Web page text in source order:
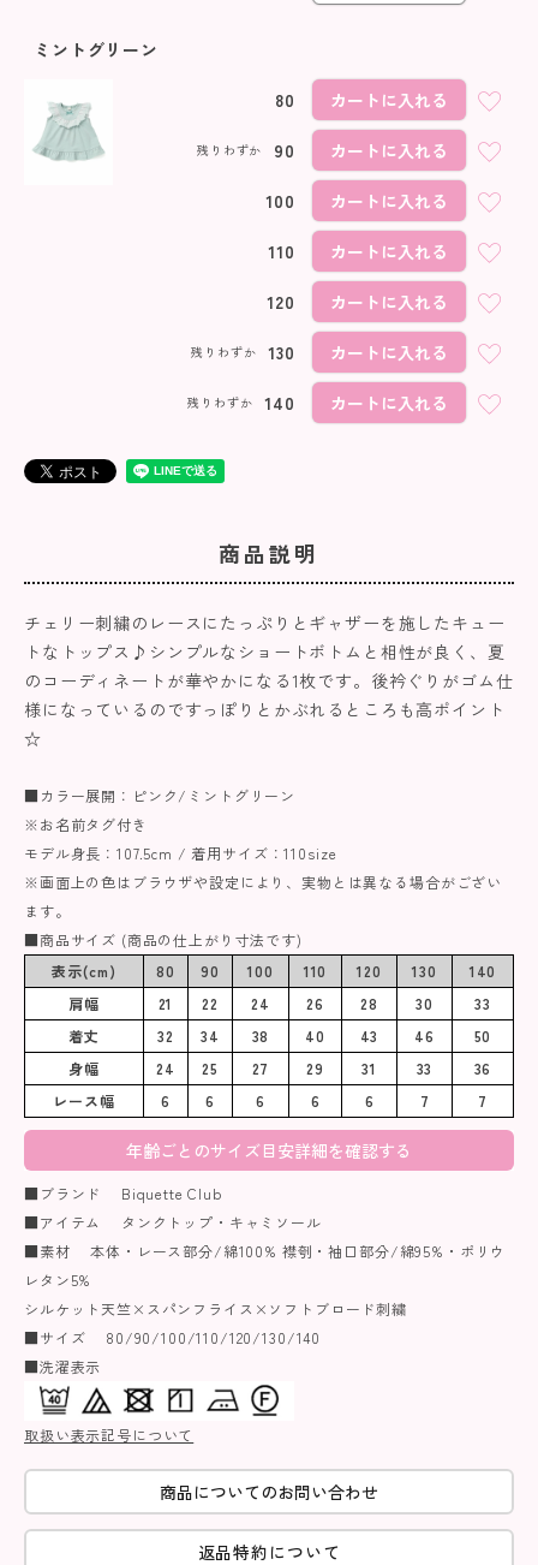
ミントグリーン
80 カートに入れる
90
残りわずか カートに入れる
100 カートに入れる
110 カートに入れる
120 カートに入れる
130
残りわずか カートに入れる
140
残りわずか カートに入れる
商品説明
チェリー刺繍のレースにたっぷりとギャザーを施したキュー
トなトップス♪シンプルなショートボトムと相性が良く、夏
のコーディネートが華やかになる1枚です。後衿ぐりがゴム仕
様になっているのですっぽりとかぶれるところも高ポイント
☆
■カラー展開：ピンク/ミントグリーン
※お名前タグ付き
モデル身長：107.5cm / 着用サイズ：110size
※画面上の色はブラウザや設定により、実物とは異なる場合がござい
ます。
■商品サイズ (商品の仕上がり寸法です)
表示(cm)
80 90 100 110 120 130
140
肩幅
21 22 24 26 28 30
33
着丈
32 34 38 40 43 46
50
身幅
24 25 27 29 31 33
36
レース幅
6 6 6 6 6 7 7
年齢ごとのサイズ目安詳細を確認する
■ブランド Biquette Club
■アイテム タンクトップ・キャミソール
■素材 本体・レース部分/綿100% 襟刳・袖口部分/綿95%・ポリウ
レタン5%
シルケット天竺×スパンフライス×ソフトブロード刺繍
■サイズ 80/90/100/110/120/130/140
■洗濯表示
取扱い表示記号について
商品についてのお問い合わせ
返品特約について